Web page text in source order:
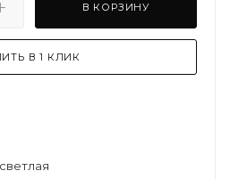
В КОРЗИНУ
В 1 КЛИК